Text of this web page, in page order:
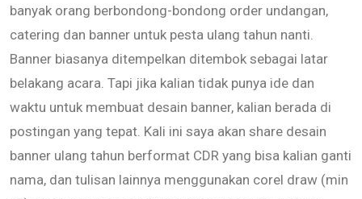
banyak orang berbondong-bondong order undangan,
catering dan banner untuk pesta ulang tahun nanti.
Banner biasanya ditempelkan ditembok sebagai latar
belakang acara. Tapi jika kalian tidak punya ide dan
waktu untuk membuat desain banner, kalian berada di
postingan yang tepat. Kali ini saya akan share desain
banner ulang tahun berformat CDR yang bisa kalian ganti
nama, dan tulisan lainnya menggunakan corel draw (min